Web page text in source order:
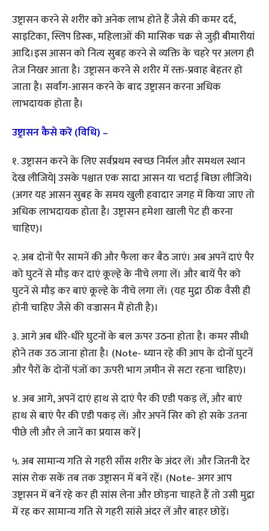
उष्ट्रासन करने से शरीर को अनेक लाभ होते हैं जैसे की कमर दर्द,
साइटिका, स्लिप डिस्क, महिलाओं की मासिक चक्र से जुड़ी बीमारीयां
आदि।इस आसन को नित्य सुबह करने से व्यक्ति के चहरे पर अलग ही
तेज निखर आता है। उष्ट्रासन करने से शरीर में रक्त-प्रवाह बेहतर हो
जाता है। सर्वांग-आसन करने के बाद उष्ट्रासन करना अधिक
लाभदायक होता है।
उष्ट्रासन कैसे करें (विधि) –
१. उष्ट्रासन करने के लिए सर्वप्रथम स्वच्छ निर्मल और समथल स्थान
देख लीजिये| उसके पश्चात एक सादा आसन या चटाई बिछा लीजिये।
(अगर यह आसन सुबह के समय खुली हवादार जगह में किया जाए तो
अधिक लाभदायक होता है। उष्ट्रासन हमेशा खाली पेट ही करना
चाहिए)।
२. अब दोनों पैर सामनें की और फैला कर बैठ जाएं। अब अपनें दाएं पैर
को घुटनें से मौड़ कर दाएं कूल्हे के नीचे लगा लें। और बायें पैर को
घुटनें से मौड़ कर बाएं कूल्हे के नीचे लगा लें। (यह मुद्रा ठीक वैसी ही
होनी चाहिए जैसे की वज्रासन मैं होती है)।
३. आगे अब धीरे-धीरे घुटनों के बल ऊपर उठना होता है। कमर सीधी
होने तक उठ जाना होता है। (Note- ध्यान रहे की आप के दोनों घुटनें
और पैरों के दोनों पंजों का ऊपरी भाग ज़मीन से सटा रहना चाहिए)।
४. अब आगे, अपनें दाएं हाथ से दाएं पैर की एडी पकड़ लें, और बाएं
हाथ से बाएं पैर की एडी पकड़ लें। और अपनें सिर को हो सके उतना
पीछे ली और ले जानें का प्रयास करें |
५. अब सामान्य गति से गहरी साँस शरीर के अंदर लें। और जितनी देर
सांस रोक सकें तब तक उष्ट्रासन में बनें रहें। (Note- अगर आप
उष्ट्रासन में बनें रहे कर ही सांस लेना और छोड़ना चाहते हैं तो उसी मुद्रा
में रह कर सामान्य गति से गहरी सांसे अंदर लें और बाहर छोड़ें।